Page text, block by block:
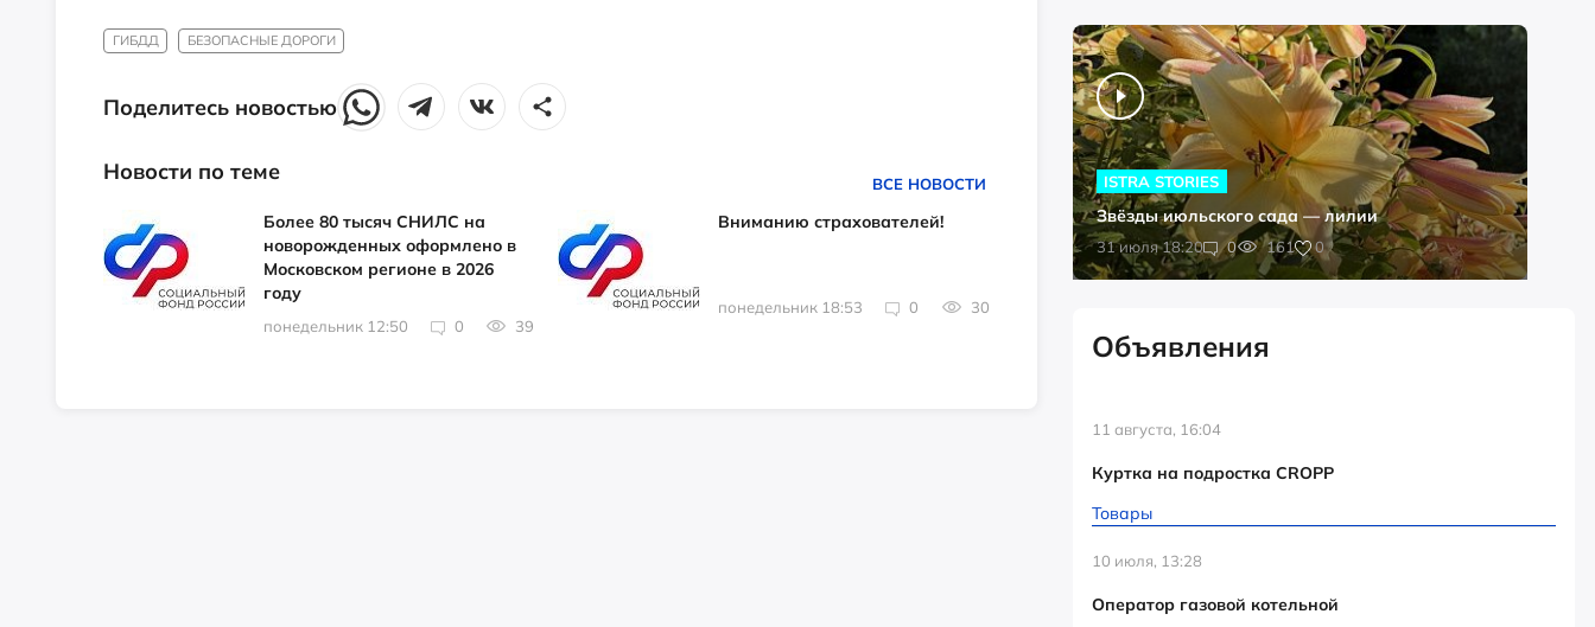
ГИБДД БЕЗОПАСНЫЕ ДОРОГИ
Поделитесь новостью
Новости по теме ВСЕ НОВОСТИ
Более 80 тысяч СНИЛС на
новорожденных оформлено в
Московском регионе в 2026
году
понедельник 12:50 0 39
Вниманию страхователей!
понедельник 18:53 0 30
31 июля 18:20 0 161 0
ISTRA STORIES
Звёзды июльского сада — лилии
Объявления
11 августа, 16:04
Куртка на подростка CROPP
Товары
10 июля, 13:28
Оператор газовой котельной